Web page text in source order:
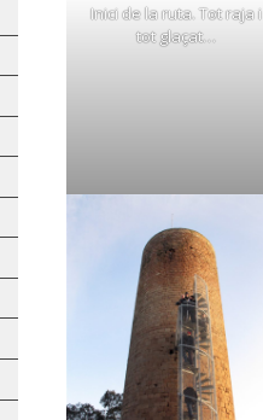
Inici de la ruta. Tot raja i
tot glaçat…